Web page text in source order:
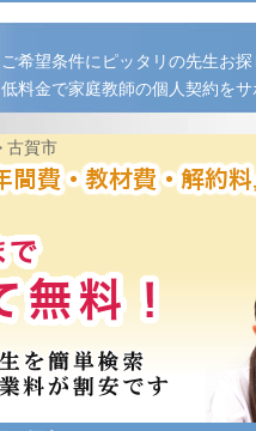
ご希望条件にピッタリの先生お
低料金で家庭教師の個人契約を
古賀市